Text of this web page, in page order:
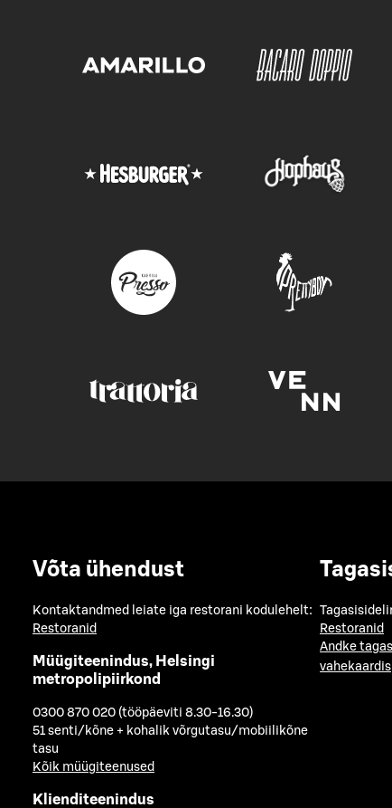
Võta ühendust
Kontaktandmed leiate iga restorani kodulehelt:
Restoranid
Müügiteenindus, Helsingi
metropolipiirkond
0300 870 020 (tööpäeviti 8.30-16.30)
51 senti/kõne + kohalik võrgutasu/mobiilikõne
tasu
Kõik müügiteenused
Klienditeenindus
Restoranid
Andke
vahekaardis